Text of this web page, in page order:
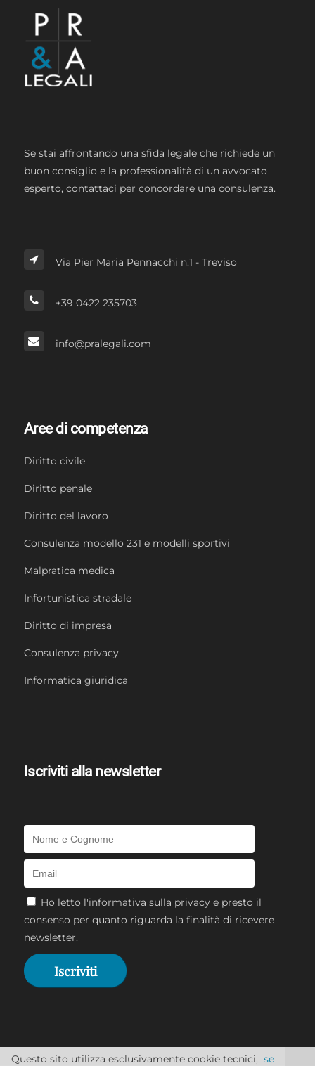
Se stai affrontando una sfida legale che richiede un
buon consiglio e la professionalità di un avvocato
esperto, contattaci per concordare una consulenza.
Via Pier Maria Pennacchi n.1 - Treviso
+39 0422 235703
info@pralegali.com
Aree di competenza
Diritto civile
Diritto penale
Diritto del lavoro
Consulenza modello 231 e modelli sportivi
Malpratica medica
Infortunistica stradale
Diritto di impresa
Consulenza privacy
Informatica giuridica
Iscriviti alla newsletter
Ho letto l'informativa sulla privacye presto il
consenso per quanto riguarda la finalità di ricevere
newsletter.
Questo sito utilizza esclusivamente cookie tecnici, se